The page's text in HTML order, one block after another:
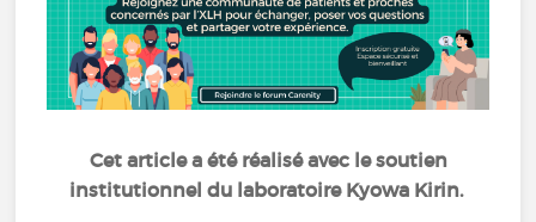
Cet article a été réalisé avec le soutien
institutionnel du laboratoire Kyowa Kirin.